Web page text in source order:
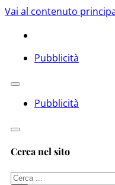
Vai al contenuto
Pubblicità
Pubblicità
Cerca nel sito
Cerca